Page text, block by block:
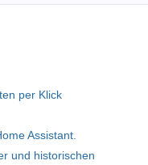
per Klick
Assistant.
und historischen